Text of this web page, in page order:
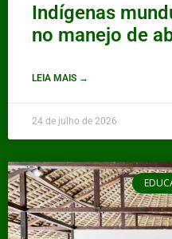
Indígenas
no manejo de
LEIA MAIS →
24 de julho de 2026